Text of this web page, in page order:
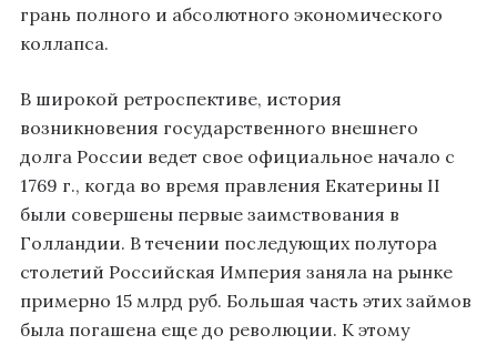
грань полного и абсолютного экономического
коллапса.
В широкой ретроспективе, история
возникновения государственного внешнего
долга России ведет свое официальное начало с
1769 г., когда во время правления Екатерины II
были совершены первые заимствования в
Голландии. В течении последующих полутора
столетий Российская Империя заняла на рынке
примерно 15 млрд руб. Большая часть этих займов
была погашена еще до революции. К этому